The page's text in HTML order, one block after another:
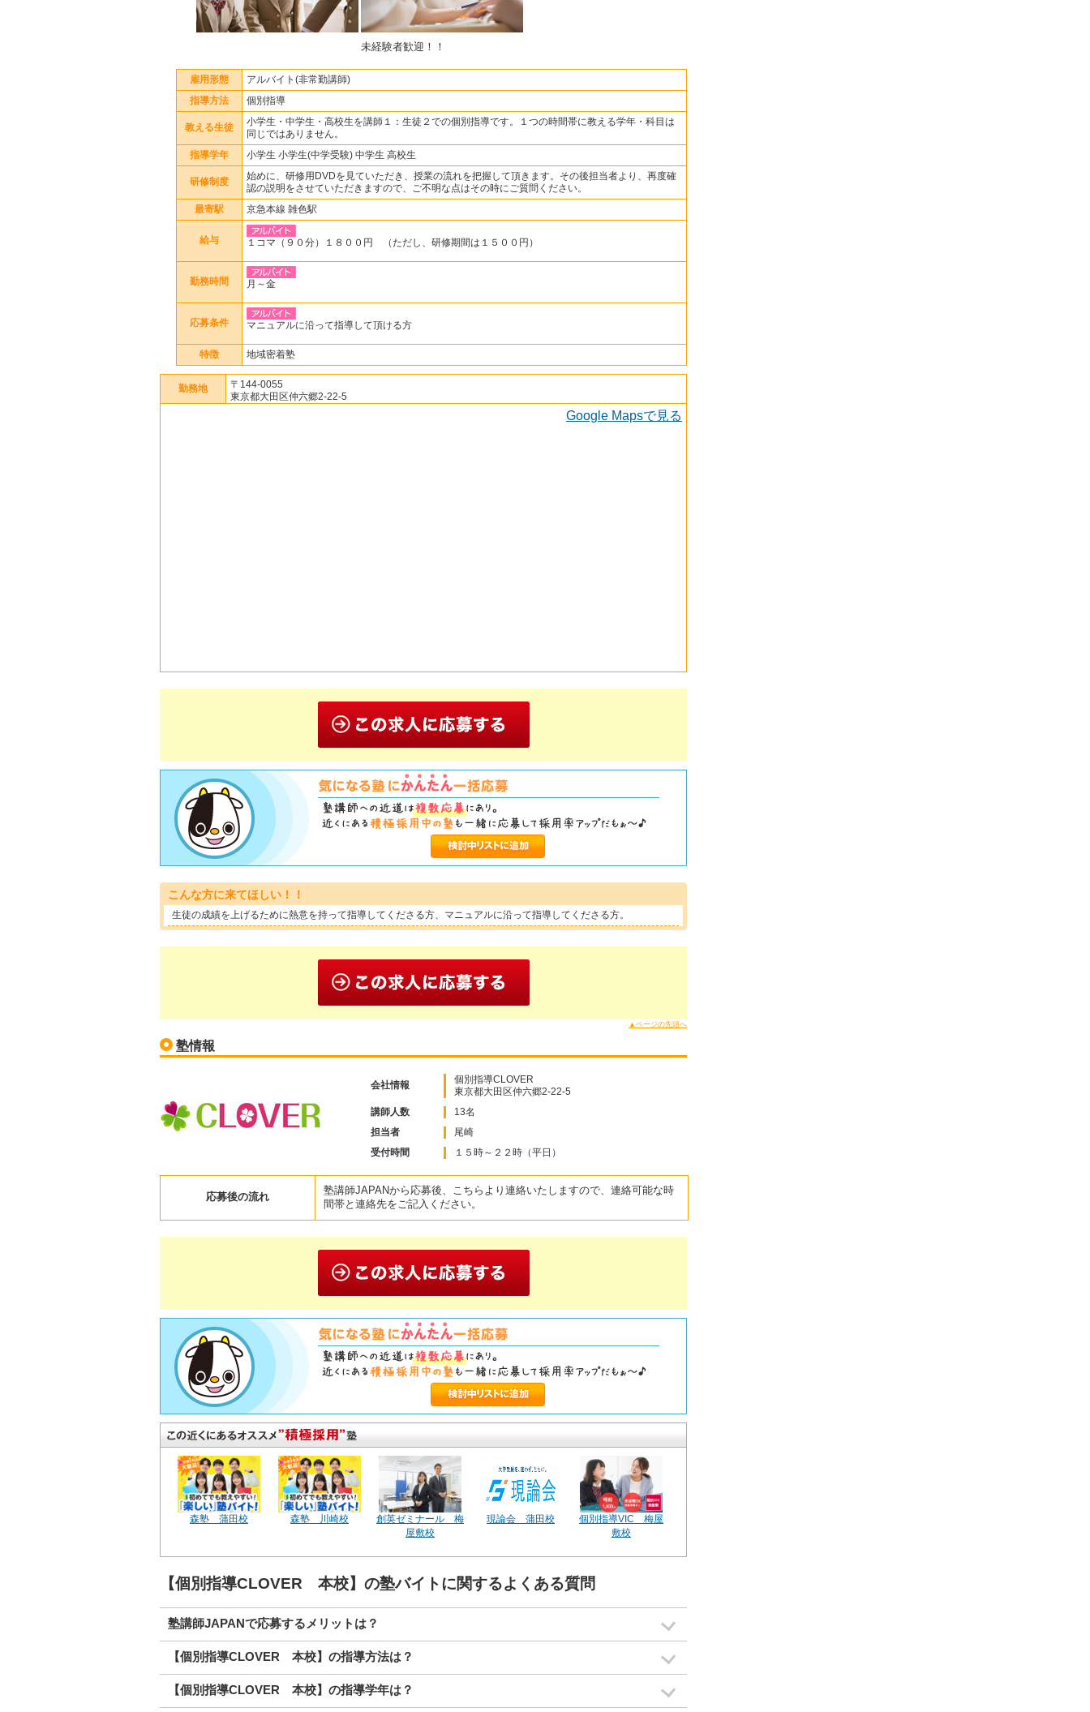
未経験者歓迎！！
雇用形態 アルバイト(非常勤講師)
指導方法 個別指導
教える生徒
小学生・中学生・高校生を講師１：生徒２での個別指導です。１つの時間帯に教える学年・科目は
同じではありません。
指導学年 小学生 小学生(中学受験) 中学生 高校生
研修制度
始めに、研修用DVDを見ていただき、授業の流れを把握して頂きます。その後担当者より、再度確
認の説明をさせていただきますので、ご不明な点はその時にご質問ください。
最寄駅 京急本線 雑色駅
給与 １コマ（９０分）１８００円 （ただし、研修期間は１５００円）
勤務時間 月～金
応募条件 マニュアルに沿って指導して頂ける方
特徴 地域密着塾
勤務地
〒144-0055
東京都大田区仲六郷2-22-5
Google Mapsで見る
こんな方に来てほしい！！
生徒の成績を上げるために熱意を持って指導してくださる方、マニュアルに沿って指導してくださる方。
▲ページの先頭へ
塾情報
会社情報
個別指導CLOVER
東京都大田区仲六郷2-22-5
講師人数 13名
担当者 尾崎
受付時間 １５時～２２時（平日）
応募後の流れ
塾講師JAPANから応募後、こちらより連絡いたしますので、連絡可能な時
間帯と連絡先をご記入ください。
森塾 蒲田校 森塾 川崎校
創英ゼミナール 梅
屋敷校
現論会 蒲田校
個別指導VIC 梅屋
敷校
【個別指導CLOVER 本校】の塾バイトに関するよくある質問
塾講師JAPANで応募するメリットは？
【個別指導CLOVER 本校】の指導方法は？
【個別指導CLOVER 本校】の指導学年は？